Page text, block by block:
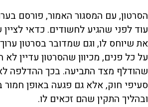
עוד לפני שהגיע לחשודים. כדאי
את שיוחס לו, וגם שמדובר בסרטון
על כל פנים, מכיוון שהסרטון עדיין לא
שהודלף מצד התביעה. בכך ההדלפה
סעיפי חוק, אלא גם פגעה באופן חמור
ובהליך התקין שהם זכאים לו.